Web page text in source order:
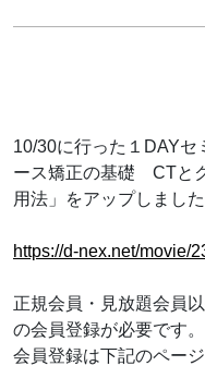
10/30に行った１DAY
ース矯正の基礎 CTと
用法」をアップしました
https://d-nex.net/movie/
正規会員・見放題会員
の会員登録が必要です。
会員登録は下記のペー